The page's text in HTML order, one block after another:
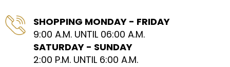
SHOPPING MONDAY - FRIDAY
9:00 A.M. UNTIL 06:00 A.M.
SATURDAY - SUNDAY
2:00 P.M. UNTIL 6:00 A.M.